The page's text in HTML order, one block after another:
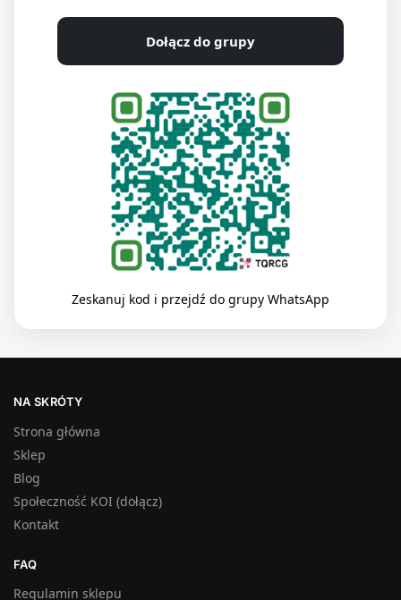
Dołącz do grupy
Zeskanuj kod i przejdź do grupy WhatsApp
NA SKRÓTY
Strona główna
Sklep
Blog
Społeczność KOI (dołącz)
Kontakt
FAQ
Regulamin sklepu